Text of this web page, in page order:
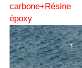
carbone+Résine
époxy